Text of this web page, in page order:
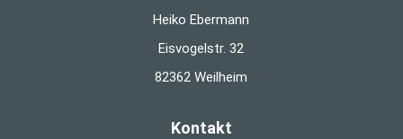
Heiko Ebermann
Eisvogelstr. 32
82362 Weilheim
Kontakt